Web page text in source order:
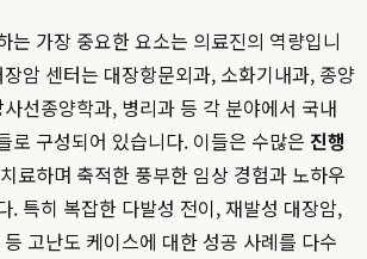
는 가장 중요한 요소는 의료진의 역량입니
암 센터는 대장항문외과, 소화기내과, 종양
선종양학과, 병리과 등 각 분야에서 국내
로 구성되어 있습니다. 이들은 수많은 진행
료하며 축적한 풍부한 임상 경험과 노하우
. 특히 복잡한 다발성 전이, 재발성 대장암,
고난도 케이스에 대한 성공 사례를 다수